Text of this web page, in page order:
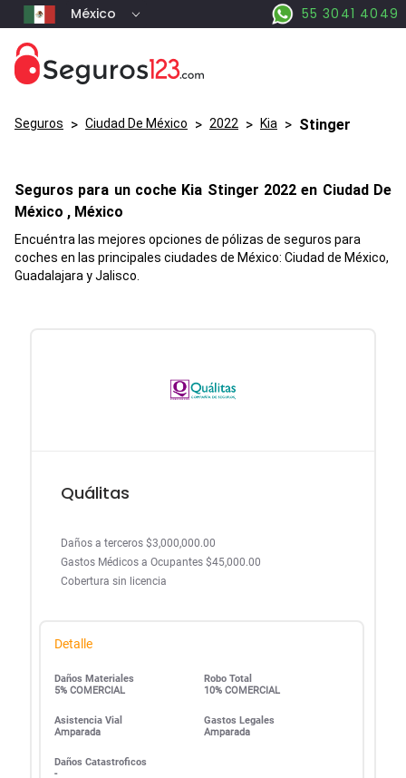
México 55 3041 4049
Seguros > Ciudad De México > 2022 > Kia > Stinger
Seguros para un coche Kia Stinger 2022 en Ciudad De
México , México
Encuéntra las mejores opciones de pólizas de seguros para
coches en las principales ciudades de México: Ciudad de México,
Guadalajara y Jalisco.
Quálitas
Daños a terceros $3,000,000.00
Gastos Médicos a Ocupantes $45,000.00
Cobertura sin licencia
Detalle
Daños Materiales
5% COMERCIAL
Robo Total
10% COMERCIAL
Asistencia Vial
Amparada
Gastos Legales
Amparada
Daños Catastroficos
-